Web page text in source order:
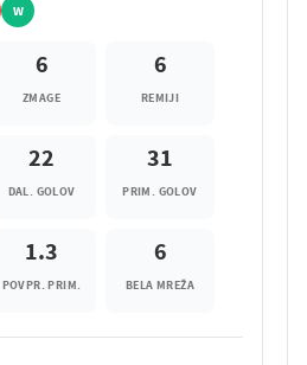
W
6
ZMAGE
6
REMIJI
22
DAL. GOLOV
31
PRIM. GOLOV
1.3
POVPR. PRIM.
6
BELA MREŽA